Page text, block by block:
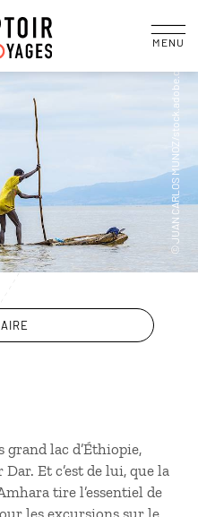
MENU
grand lac d’Éthiopie,
Et c’est de lui, que la
tire l’essentiel de
les excursions sur le